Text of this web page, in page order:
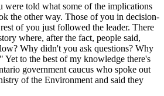
were told what some of the implications
the other way. Those of you in decision-
of you just followed the leader. There
where, after the fact, people said,
Why didn't you ask questions? Why
Yet to the best of my knowledge there's
government caucus who spoke out
of the Environment and said they